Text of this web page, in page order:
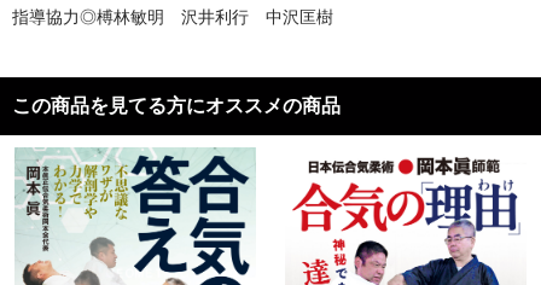
指導協力◎榑林敏明 沢井利行 中沢匡樹
この商品を見てる方にオススメの商品